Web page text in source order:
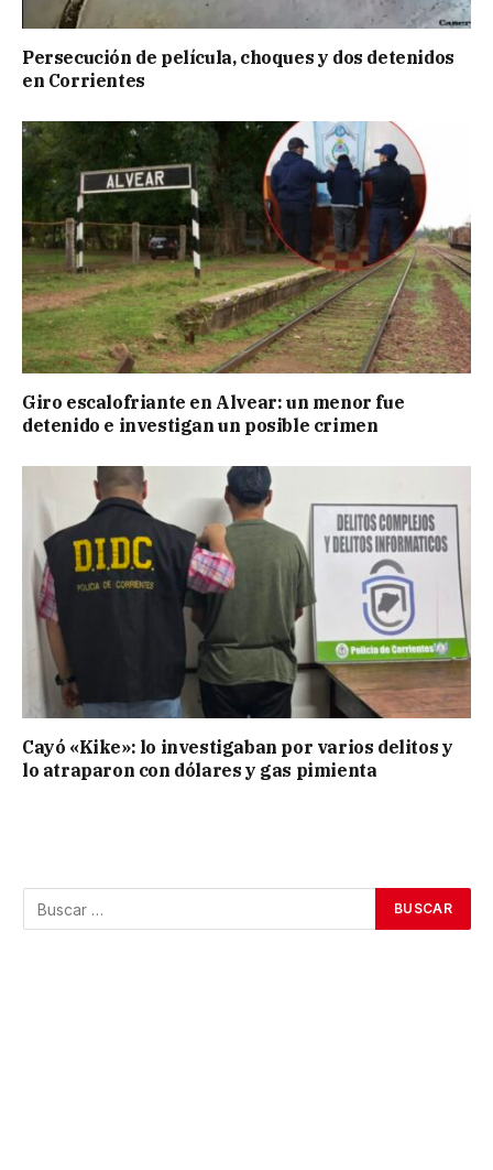
Persecución de película, choques y dos detenidos
en Corrientes
Giro escalofriante en Alvear: un menor fue
detenido e investigan un posible crimen
Cayó «Kike»: lo investigaban por varios delitos y
lo atraparon con dólares y gas pimienta